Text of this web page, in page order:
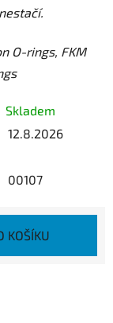
O-rings, FKM
Skladem
12.8.2026
00107
KOŠÍKU